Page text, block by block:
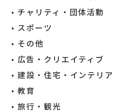
チャリティ・団体活動
スポーツ
その他
広告・クリエイティブ
建設・住宅・インテリア
教育
旅行・観光